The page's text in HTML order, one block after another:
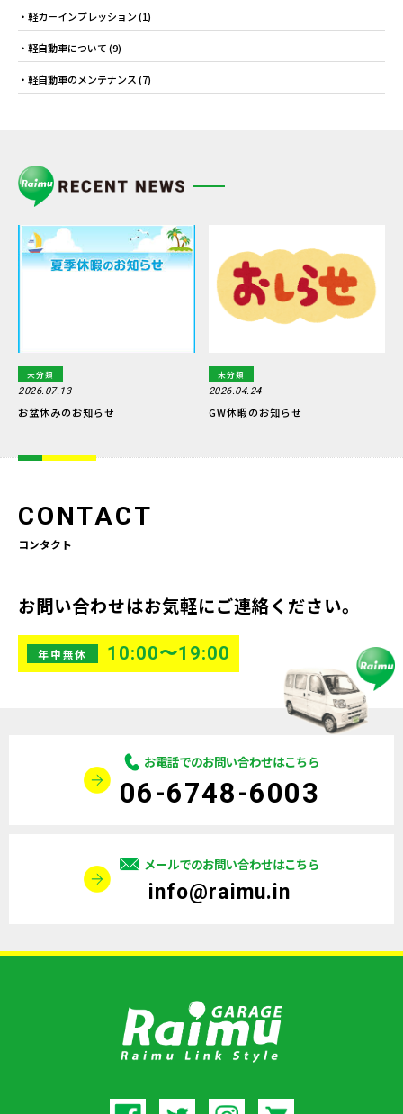
軽カーインプレッション(1)
軽自動車について(9)
軽自動車のメンテナンス(7)
未分類
2026.07.13
お盆休みのお知らせ
未分類
2026.04.24
GW休暇のお知らせ
CONTACT
コンタクト
お問い合わせはお気軽にご連絡ください。
年中無休 10:00〜19:00
お電話でのお問い合わせはこちら
06-6748-6003
メールでのお問い合わせはこちら
info@raimu.in